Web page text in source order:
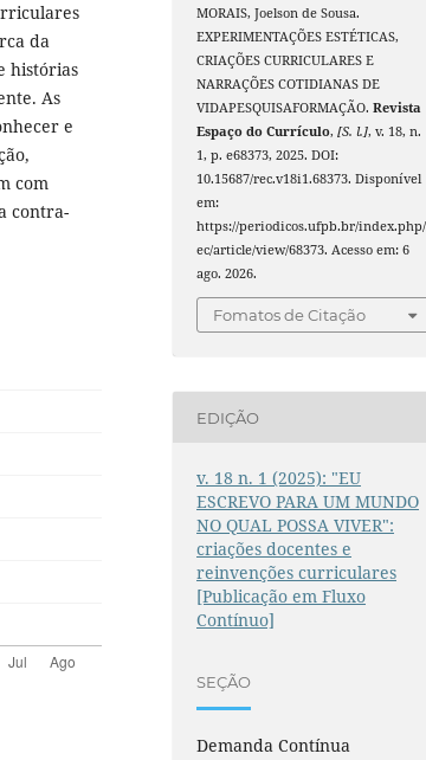
da
histórias
As
e
com
contra-
MORAIS, Joelson de Sousa.
EXPERIMENTAÇÕES ESTÉTICAS,
CRIAÇÕES CURRICULARES E
NARRAÇÕES COTIDIANAS DE
VIDAPESQUISAFORMAÇÃO.Revista
Espaço do Currículo,[S. l.], v. 18, n.
1, p. e68373, 2025. DOI:
10.15687/rec.v18i1.68373. Disponível
em:
https://periodicos.ufpb.br/
ec/article/view/68373. Acesso em: 6
ago. 2026.
Fomatos de Citação
EDIÇÃO
v. 18 n. 1 (2025): "EU
ESCREVO PARA UM MUNDO
NO QUAL POSSA VIVER":
criações docentes e
reinvenções curriculares
[Publicação em Fluxo
Contínuo]
SEÇÃO
Demanda Contínua